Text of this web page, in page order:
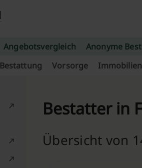
Angebotsvergleich Anonyme
Bestattung
Vorsorge
Bestatter in
Übersicht von